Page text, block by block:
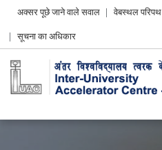
Header
menu
अक्सर पूछे जाने वाले सवाल वेबस्थल परिपथ
सूचना का अधिकार